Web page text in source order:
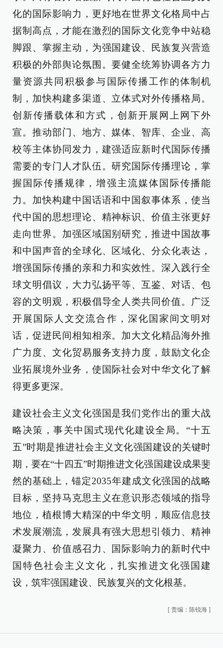
化的国际影响力，更好地在世界文化格局中占
据制高点，才能在激烈的国际文化竞争中站稳
脚跟、掌握主动，为强国建设、民族复兴营造
积极的外部舆论氛围。要健全统筹协调各方力
量资源共同积极参与国际传播工作的体制机
制，加快构建多渠道、立体式对外传播格局。
创新传播载体和方式，创新开展网上网下外
宣。推动部门、地方、媒体、智库、企业、高
校等主体协同发力，建强适应新时代国际传播
需要的专门人才队伍。研究国际传播理论，掌
握国际传播规律，增强主流媒体国际传播能
力。加快构建中国话语和中国叙事体系，使当
代中国的思想理论、精神标识、价值主张更好
走向世界。加强区域国别研究，推进中国故事
和中国声音的全球化、区域化、分众化表达，
增强国际传播的亲和力和实效性。深入践行全
球文明倡议，大力弘扬平等、互鉴、对话、包
容的文明观，积极倡导全人类共同价值。广泛
开展国际人文交流合作，深化国家间文明对
话，促进民间相知相亲。加大文化精品海外推
广力度、文化贸易服务支持力度，鼓励文化企
业拓展境外业务，使国际社会对中华文化了解
得更多更深。
建设社会主义文化强国是我们党作出的重大战
略决策，事关中国式现代化建设全局。“十五
五”时期是推进社会主义文化强国建设的关键时
期，要在“十四五”时期推进文化强国建设成果斐
然的基础上，锚定2035年建成文化强国的战略
目标，坚持马克思主义在意识形态领域的指导
地位，植根博大精深的中华文明，顺应信息技
术发展潮流，发展具有强大思想引领力、精神
凝聚力、价值感召力、国际影响力的新时代中
国特色社会主义文化，扎实推进文化强国建
设，筑牢强国建设、民族复兴的文化根基。
[ 责编：陈锐海 ]